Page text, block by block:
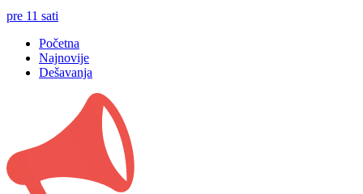
pre 11 sati
Početna
Najnovije
Dešavanja